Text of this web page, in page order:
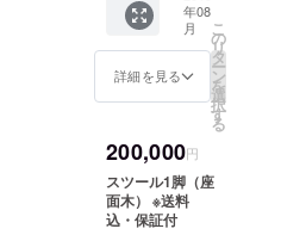
年08
月
詳細を見る
こ
の
リ
タ
ー
ン
を
選
択
す
る
200,000円
スツール1脚（座
面木） ※送料
込・保証付